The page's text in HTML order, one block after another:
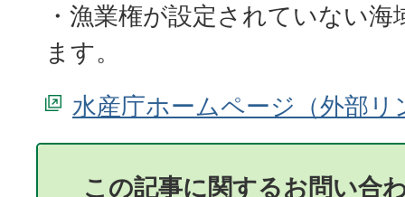
・漁業権が設定されていない
ます。
水産庁ホームページ
この記事に関するお問い合